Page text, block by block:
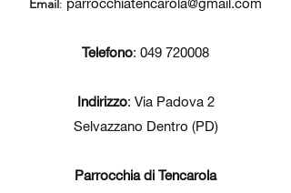
Email:
Telefono: 049 720008
Indirizzo: Via Padova 2
Selvazzano Dentro (PD)
Parrocchia di Tencarola